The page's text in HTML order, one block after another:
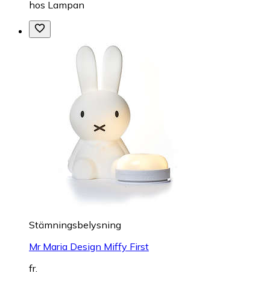
hos Lampan
Stämningsbelysning
Mr Maria Design Miffy First
fr.